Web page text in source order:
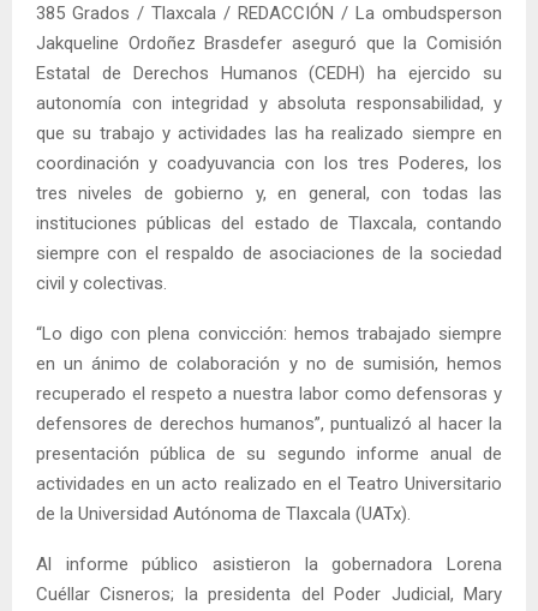
385 Grados / Tlaxcala / REDACCIÓN / La ombudsperson
Jakqueline Ordoñez Brasdefer aseguró que la Comisión
Estatal de Derechos Humanos (CEDH) ha ejercido su
autonomía con integridad y absoluta responsabilidad, y
que su trabajo y actividades las ha realizado siempre en
coordinación y coadyuvancia con los tres Poderes, los
tres niveles de gobierno y, en general, con todas las
instituciones públicas del estado de Tlaxcala, contando
siempre con el respaldo de asociaciones de la sociedad
civil y colectivas.
“Lo digo con plena convicción: hemos trabajado siempre
en un ánimo de colaboración y no de sumisión, hemos
recuperado el respeto a nuestra labor como defensoras y
defensores de derechos humanos”, puntualizó al hacer la
presentación pública de su segundo informe anual de
actividades en un acto realizado en el Teatro Universitario
de la Universidad Autónoma de Tlaxcala (UATx).
Al informe público asistieron la gobernadora Lorena
Cuéllar Cisneros; la presidenta del Poder Judicial, Mary